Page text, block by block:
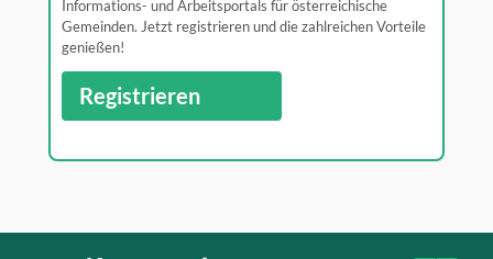
Informations- und Arbeitsportals für österreichische
Gemeinden. Jetzt registrieren und die zahlreichen Vorteile
genießen!
Registrieren